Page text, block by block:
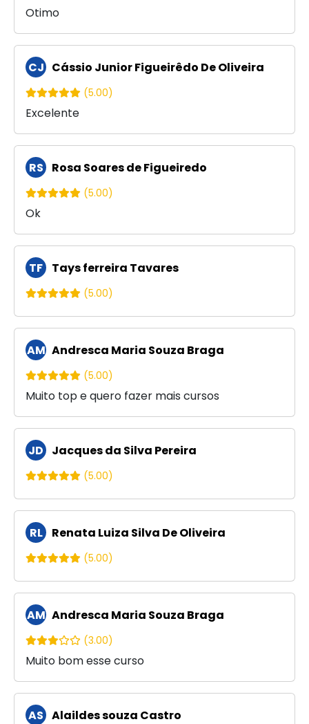
Otimo
CJ Cássio Junior Figueirêdo De Oliveira
(5.00)
Excelente
RS Rosa Soares de Figueiredo
(5.00)
Ok
TF Tays ferreira Tavares
(5.00)
AM Andresca Maria Souza Braga
(5.00)
Muito top e quero fazer mais cursos
JD Jacques da Silva Pereira
(5.00)
RL Renata Luiza Silva De Oliveira
(5.00)
AM Andresca Maria Souza Braga
(3.00)
Muito bom esse curso
AS Alaildes souza Castro